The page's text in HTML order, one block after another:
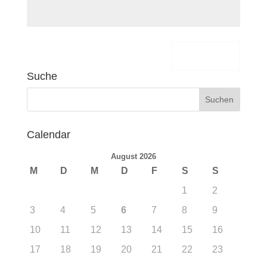
Suche
Calendar
August 2026
M D M D F S
S
1
2
3
4 5 6 7 8
9
10
11 12 13 14 15
16
17
18 19 20 21 22
23